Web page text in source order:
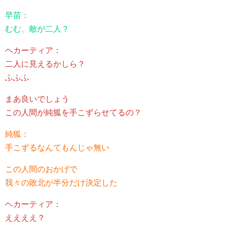
早苗：
むむ、敵が二人？
ヘカーティア：
二人に見えるかしら？
ふふふ
まあ良いでしょう
この人間が純狐を手こずらせてるの？
純狐：
手こずるなんてもんじゃ無い
この人間のおかげで
我々の敗北が半分だけ決定した
ヘカーティア：
ええええ？